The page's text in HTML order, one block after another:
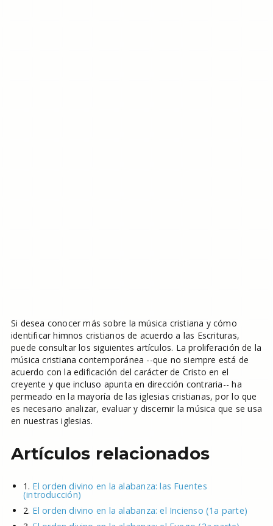
Si desea conocer más sobre la música cristiana y cómo
identificar himnos cristianos de acuerdo a las Escrituras,
puede consultar los siguientes artículos. La proliferación de la
música cristiana contemporánea --que no siempre está de
acuerdo con la edificación del carácter de Cristo en el
creyente y que incluso apunta en dirección contraria-- ha
permeado en la mayoría de las iglesias cristianas, por lo que
es necesario analizar, evaluar y discernir la música que se usa
en nuestras iglesias.
Artículos relacionados
1. El orden divino en la alabanza: las Fuentes
(introducción)
2. El orden divino en la alabanza: el Incienso (1a parte)